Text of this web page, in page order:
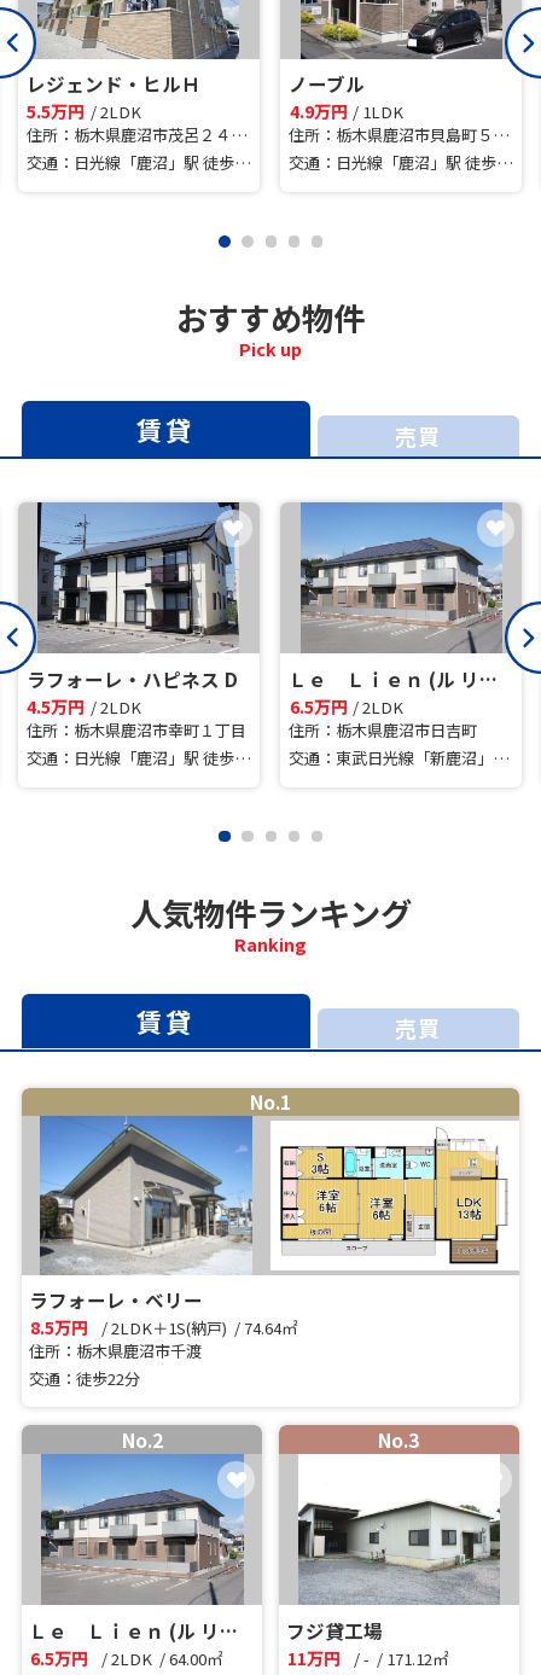
レジェンド・ヒルＨ
5.5万円 / 2LDK
住所：栃木県鹿沼市茂呂２４９０番地９
交通：日光線「鹿沼」駅 徒歩46分
ノーブル
4.9万円 / 1LDK
住所：栃木県鹿沼市貝島町５７３－７
交通：日光線「鹿沼」駅 徒歩19分
おすすめ物件
Pick up
賃貸 売買
ラフォーレ・ハピネス D
4.5万円 / 2LDK
住所：栃木県鹿沼市幸町１丁目
交通：日光線「鹿沼」駅 徒歩24分車3分 1.9km
Ｌｅ Ｌｉｅｎ (ル リアン）Ⅰ
6.5万円 / 2LDK
住所：栃木県鹿沼市日吉町
交通：東武日光線「新鹿沼」駅 徒歩22分
人気物件ランキング
Ranking
賃貸 売買
No.1
ラフォーレ・ベリー
8.5万円
/ 2LDK＋1S(納戸) / 74.64㎡
住所：栃木県鹿沼市千渡
交通：徒歩22分
No.2
Ｌｅ Ｌｉｅｎ (ル リアン）Ⅰ
6.5万円
/ 2LDK / 64.00㎡
No.3
フジ貸工場
11万円
/ - / 171.12㎡